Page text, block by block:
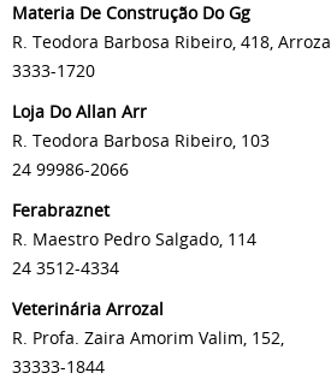
Materia De Construção Do Gg
R. Teodora Barbosa Ribeiro, 418,
3333-1720
Loja Do Allan Arr
R. Teodora Barbosa Ribeiro, 103
24 99986-2066
Ferabraznet
R. Maestro Pedro Salgado, 114
24 3512-4334
Veterinária Arrozal
R. Profa. Zaira Amorim Valim, 152,
33333-1844